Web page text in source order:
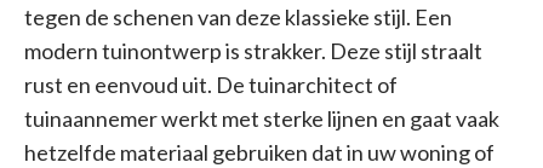
tegen de schenen van deze klassieke stijl. Een
modern tuinontwerp is strakker. Deze stijl straalt
rust en eenvoud uit. De tuinarchitect of
tuinaannemer werkt met sterke lijnen en gaat vaak
hetzelfde materiaal gebruiken dat in uw woning of